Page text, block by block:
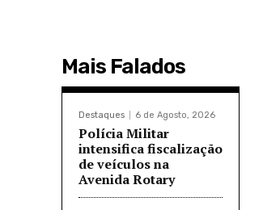
Mais Falados
Destaques 6 de Agosto, 2026
Polícia Militar
intensifica fiscalização
de veículos na
Avenida Rotary